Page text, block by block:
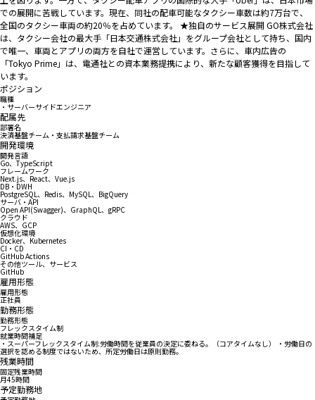
での展開に苦戦しています。現在、同社の配車可能なタクシー車数は約7万台で、
全国のタクシー車両の約20％を占めています。 ★独自のサービス展開 GO株式会社
は、タクシー会社の最大手「日本交通株式会社」をグループ会社として持ち、国内
で唯一、車両とアプリの両方を自社で運営しています。さらに、車内広告の
「Tokyo Prime」は、電通社との資本業務提携により、新たな顧客獲得を目指して
います。
ポジション
職種
・サーバーサイドエンジニア
配属先
部署名
決済基盤チーム・支払請求基盤チーム
開発環境
開発言語
Go、TypeScript
フレームワーク
Next.js、React、Vue.js
DB・DWH
PostgreSQL、Redis、MySQL、BigQuery
サーバ・API
Open API(Swagger)、GraphQL、gRPC
クラウド
AWS、GCP
仮想化環境
Docker、Kubernetes
CI・CD
GitHub Actions
その他ツール、サービス
GitHub
雇用形態
雇用形態
正社員
勤務形態
勤務形態
フレックスタイム制
就業時間補足
・スーパーフレックスタイム制:労働時間を従業員の決定に委ねる。（コアタイムなし） ・労働日の
選択を認める制度ではないため、所定労働日は原則勤務。
残業時間
固定残業時間
月45時間
予定勤務地